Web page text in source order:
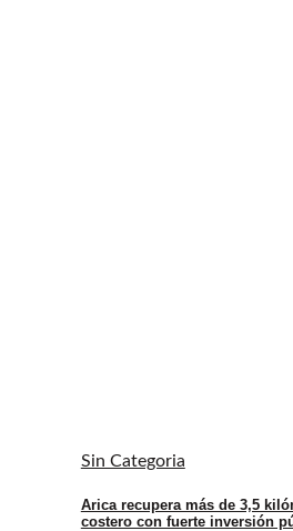
Sin Categoria
Arica recupera más de 3,5
costero con fuerte inversión